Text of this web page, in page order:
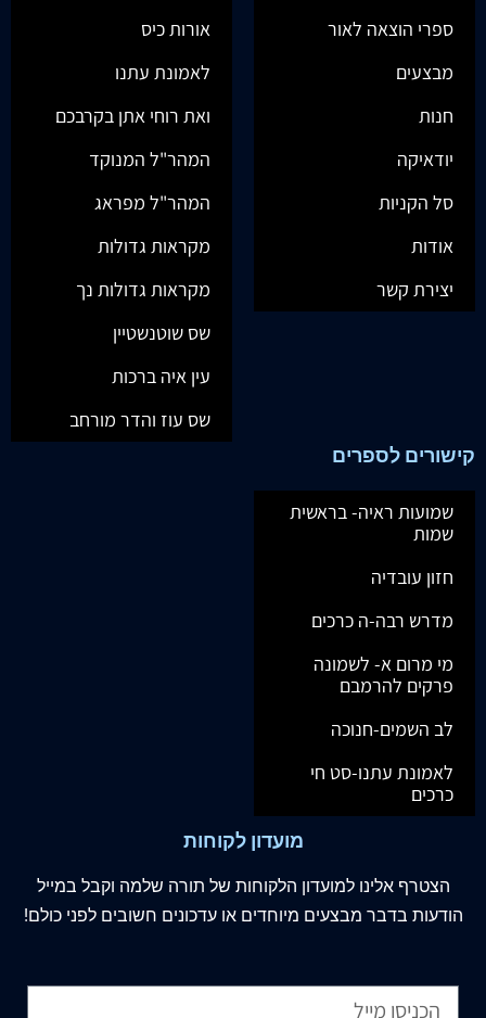
ספרי הוצאה לאור
מבצעים
חנות
יודאיקה
סל הקניות
אודות
יצירת קשר
אורות כיס
לאמונת עתנו
ואת רוחי אתן בקרבכם
המהר"ל המנוקד
המהר"ל מפראג
מקראות גדולות
מקראות גדולות נך
שס שוטנשטיין
עין איה ברכות
שס עוז והדר מורחב
קישורים לספרים
שמועות ראיה- בראשית
שמות
חזון עובדיה
מדרש רבה-ה כרכים
מי מרום א- לשמונה
פרקים להרמבם
לב השמים-חנוכה
לאמונת עתנו-סט חי
כרכים
מועדון לקוחות
הצטרף אלינו למועדון הלקוחות של תורה שלמה וקבל במייל
הודעות בדבר מבצעים מיוחדים או עדכונים חשובים לפני כולם!